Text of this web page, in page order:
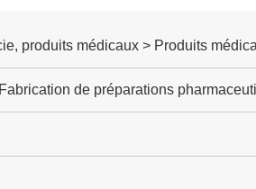
produits médicaux > Produits
de préparations